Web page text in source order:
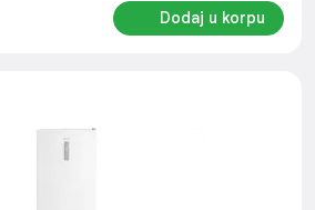
Dodaj u korpu